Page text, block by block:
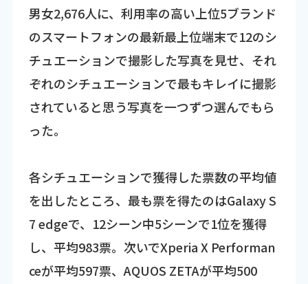
男女2,676人に、利用率の高い上位5ブランド
のスマートフォンの最新最上位端末で12のシ
チュエーションで撮影した写真を見せ、それ
ぞれのシチュエーションで最もキレイに撮影
されていると思う写真を一つずつ選んでもら
った。
各シチュエーションで獲得した票数の平均値
を出したところ、最も票を得たのはGalaxy S
7 edgeで、12シーン中5シーンで1位を獲得
し、平均983票。次いでXperia X Performan
ceが平均597票、AQUOS ZETAが平均500